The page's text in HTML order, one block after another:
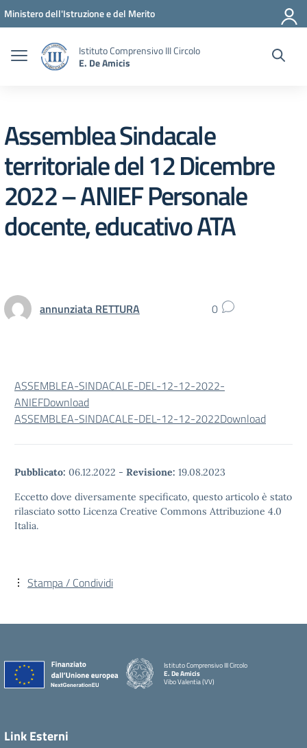
Vai ai contenuti
Vai al menu di navigazione
Vai al footer
Ministero dell'Istruzione e del Merito
Istituto Comprensivo III Circolo
E. De Amicis
Assemblea Sindacale
territoriale del 12 Dicembre
2022 – ANIEF Personale
docente, educativo ATA
annunziata RETTURA 0
ASSEMBLEA-SINDACALE-DEL-12-12-2022-
ANIEFDownload
ASSEMBLEA-SINDACALE-DEL-12-12-2022Download
Pubblicato: 06.12.2022 - Revisione: 19.08.2023
Eccetto dove diversamente specificato, questo articolo è stato
rilasciato sotto Licenza Creative Commons Attribuzione 4.0
Italia.
Stampa / Condividi
Istituto Comprensivo III Circolo
E. De Amicis
Vibo Valentia (VV)
Link Esterni